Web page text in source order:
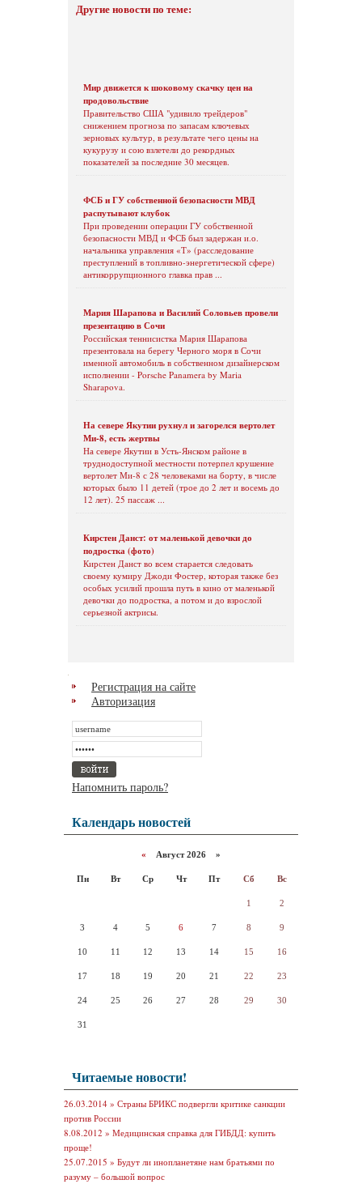
Другие новости по теме:
Мир движется к шоковому скачку цен на
продовольствие
Правительство США "удивило трейдеров"
снижением прогноза по запасам ключевых
зерновых культур, в результате чего цены на
кукурузу и сою взлетели до рекордных
показателей за последние 30 месяцев.
ФСБ и ГУ собственной безопасности МВД
распутывают клубок
При проведении операции ГУ собственной
безопасности МВД и ФСБ был задержан и.о.
начальника управления «Т» (расследование
преступлений в топливно-энергетической сфере)
антикоррупционного главка прав ...
Мария Шарапова и Василий Соловьев провели
презентацию в Сочи
Российская теннисистка Мария Шарапова
презентовала на берегу Черного моря в Сочи
именной автомобиль в собственном дизайнерском
исполнении - Porsche Panamera by Maria
Sharapova.
На севере Якутии рухнул и загорелся вертолет
Ми-8, есть жертвы
На севере Якутии в Усть-Янском районе в
труднодоступной местности потерпел крушение
вертолет Ми-8 с 28 человеками на борту, в числе
которых было 11 детей (трое до 2 лет и восемь до
12 лет). 25 пассаж ...
Кирстен Данст: от маленькой девочки до
подростка (фото)
Кирстен Данст во всем старается следовать
своему кумиру Джоди Фостер, которая также без
особых усилий прошла путь в кино от маленькой
девочки до подростка, а потом и до взрослой
серьезной актрисы.
Регистрация на сайте
Авторизация
Напомнить пароль?
Календарь новостей
« Август 2026 »
Пн Вт Ср Чт Пт Сб Вс
1 2
3 4 5 6 7 8 9
10 11 12 13 14 15 16
17 18 19 20 21 22 23
24 25 26 27 28 29 30
31
Читаемые новости!
26.03.2014 » Страны БРИКС подвергли критике санкции
против России
8.08.2012 » Медицинская справка для ГИБДД: купить
проще!
25.07.2015 » Будут ли инопланетяне нам братьями по
разуму – большой вопрос